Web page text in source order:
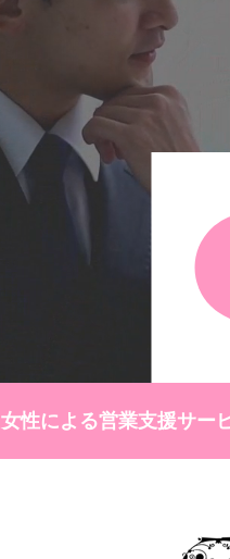
女性による営業支援サー